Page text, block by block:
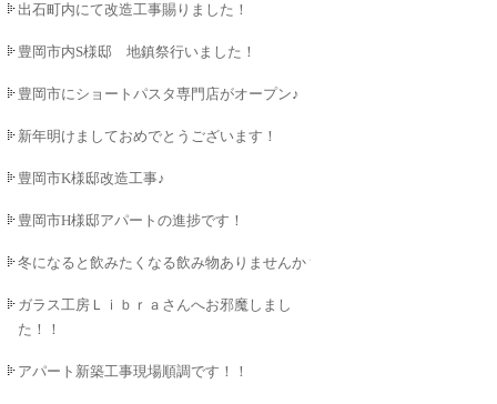
出石町内にて改造工事賜りました！
豊岡市内S様邸 地鎮祭行いました！
豊岡市にショートパスタ専門店がオープン♪
新年明けましておめでとうございます！
豊岡市K様邸改造工事♪
豊岡市H様邸アパートの進捗です！
冬になると飲みたくなる飲み物ありませんか？
ガラス工房Ｌｉｂｒａさんへお邪魔しまし
た！！
アパート新築工事現場順調です！！